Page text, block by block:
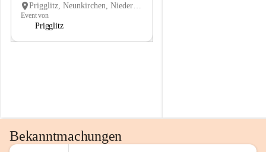
Prigglitz, Neunkirchen, Niederösterreich, AUT
Event von
Prigglitz
Bekanntmachungen